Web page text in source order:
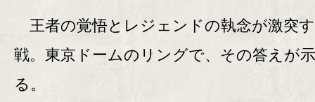
王者の覚悟とレジェンドの執念が激突
戦。東京ドームのリングで、その答えが
る。